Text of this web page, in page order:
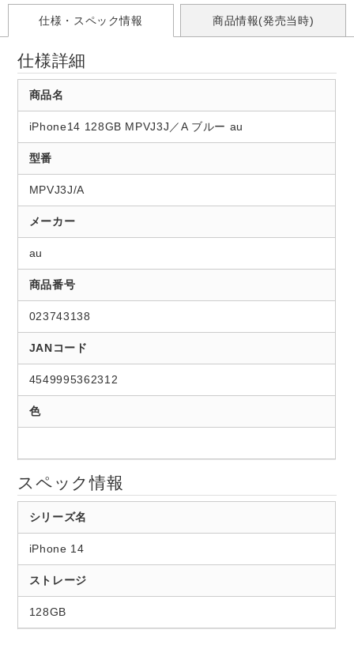
仕様・スペック情報 商品情報(発売当時)
仕様詳細
商品名
iPhone14 128GB MPVJ3J／A ブルー au
型番
MPVJ3J/A
メーカー
au
商品番号
023743138
JANコード
4549995362312
色
スペック情報
シリーズ名
iPhone 14
ストレージ
128GB